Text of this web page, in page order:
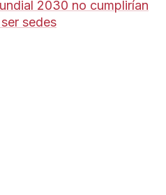
2030 no cumplirían
sedes